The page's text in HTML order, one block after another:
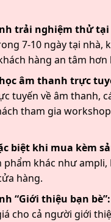
trải nghiệm thử tại
7-10 ngày tại nhà,
hàng an tâm
âm thanh trực
tuyến về âm thanh,
tham gia
biệt khi mua kèm
phẩm khác như
hàng.
“Giới thiệu bạn bè”:
cho cả người giới